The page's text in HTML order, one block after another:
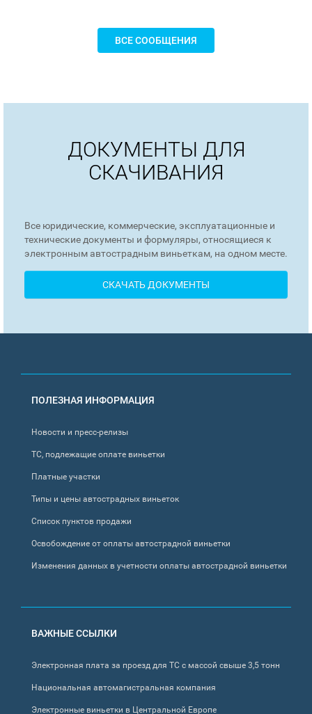
ВСЕ СООБЩЕНИЯ
ДОКУМЕНТЫ ДЛЯ
СКАЧИВАНИЯ
Все юридические, коммерческие, эксплуатационные и
технические документы и формуляры, относящиеся к
электронным автострадным виньеткам, на одном месте.
СКАЧАТЬ ДОКУМЕНТЫ
FOOTER
ПОЛЕЗНАЯ ИНФОРМАЦИЯ
Новости и пресс-релизы
ТС, подлежащие оплате виньетки
Платные участки
Типы и цены автострадных виньеток
Список пунктов продажи
Освобождение от оплаты автострадной виньетки
Изменения данных в учетности оплаты автострадной виньетки
ВАЖНЫЕ ССЫЛКИ
Электронная плата за проезд для ТС с массой свыше 3,5 тонн
Национальная автомагистральная компания
Электронные виньетки в Центральной Европе